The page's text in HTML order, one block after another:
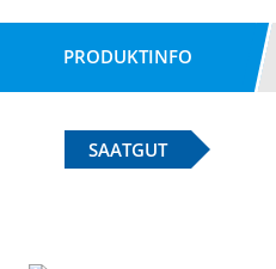
PRODUKTINFO
SAATGUT